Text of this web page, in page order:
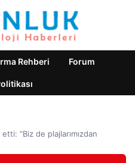
Rehberi Forum
“Biz de plajlarımızdan